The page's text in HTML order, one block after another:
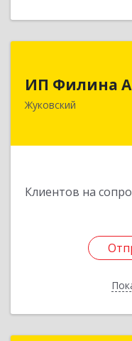
ИП Филина
Жуковский
Клиентов на